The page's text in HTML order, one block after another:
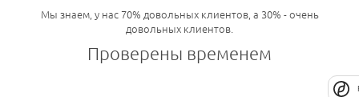
Мы знаем, у нас 70% довольных клиентов, а 30% - очень
довольных клиентов.
Проверены временем